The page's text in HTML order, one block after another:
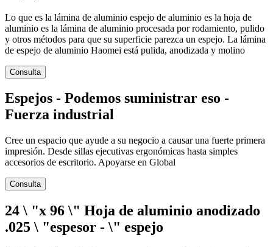
Lo que es la lámina de aluminio espejo de aluminio es la hoja de
aluminio es la lámina de aluminio procesada por rodamiento, pulido
y otros métodos para que su superficie parezca un espejo. La lámina
de espejo de aluminio Haomei está pulida, anodizada y molino
Consulta
Espejos - Podemos suministrar eso -
Fuerza industrial
Cree un espacio que ayude a su negocio a causar una fuerte primera
impresión. Desde sillas ejecutivas ergonómicas hasta simples
accesorios de escritorio. Apoyarse en Global
Consulta
24 \ "x 96 \" Hoja de aluminio anodizado
.025 \ "espesor - \" espejo